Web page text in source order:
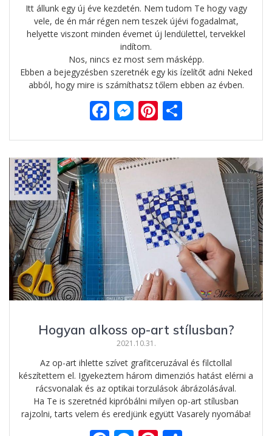
Itt állunk egy új éve kezdetén. Nem tudom Te hogy vagy
vele, de én már régen nem teszek újévi fogadalmat,
helyette viszont minden évemet új lendülettel, tervekkel
indítom.
Nos, nincs ez most sem másképp.
Ebben a bejegyzésben szeretnék egy kis ízelítőt adni Neked
abból, hogy mire is számíthatsz tőlem ebben az évben.
F
e
b
o
o
k
M
ss
e
n
g
er
Pi
er
e
st
za
e
g
Hogyan alkoss op-art stílusban?
2021.10.31.
Az op-art ihlette szívet grafitceruzával és filctollal
készítettem el. Igyekeztem három dimenziós hatást elérni a
rácsvonalak és az optikai torzulások ábrázolásával.
Ha Te is szeretnéd kipróbálni milyen op-art stílusban
rajzolni, tarts velem és eredjünk együtt Vasarely nyomába!